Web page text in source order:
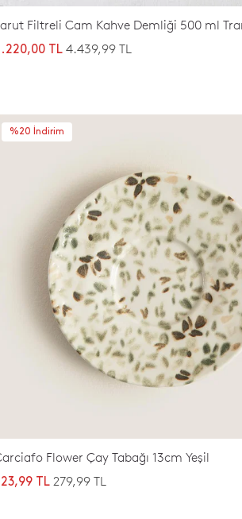
Filtreli Cam Kahve Demliği 500 ml
TL 4.439,99 TL
%20 İndirim
Flower Çay Tabağı 13cm Yeşil
TL 279,99 TL